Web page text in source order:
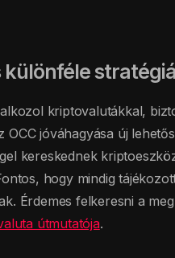
különféle
kriptovalutákkal,
OCC jóváhagyása új
kereskednek
hogy mindig
Érdemes felkeresni a
útmutatója.